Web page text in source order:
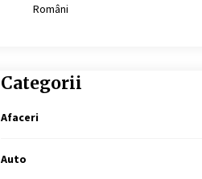
Români
Categorii
Afaceri
Auto